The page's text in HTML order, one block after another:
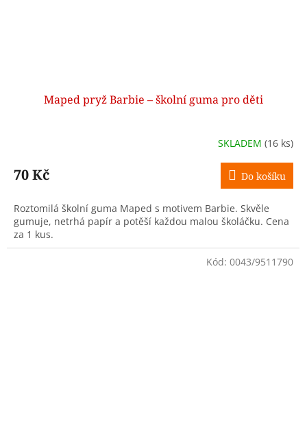
Maped pryž Barbie – školní guma pro děti
SKLADEM (16 ks)
70 Kč Do košíku
Roztomilá školní guma Maped s motivem Barbie. Skvěle
gumuje, netrhá papír a potěší každou malou školáčku. Cena
za 1 kus.
Kód: 0043/9511790